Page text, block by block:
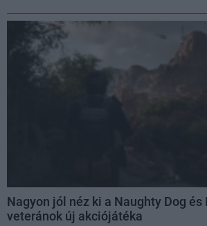
Nagyon jól néz ki a Naughty Dog és
veteránok új akciójátéka